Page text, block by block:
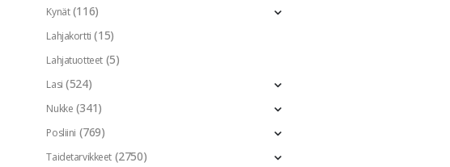
Kynät (116)
Lahjakortti (15)
Lahjatuotteet (5)
Lasi (524)
Nukke (341)
Posliini (769)
Taidetarvikkeet (2750)